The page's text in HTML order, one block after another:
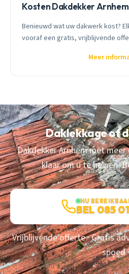
Kosten Dakdekker Arnhem
Benieuwd wat uw dakwerk kost?
vooraf een gratis, vrijblijvende
Meer
Daklekkage of
Dakdekker Arnhem met
klaar om u te helpen.
NU
BEL 085
Vrijblijvende offerte · Gratis
spoed